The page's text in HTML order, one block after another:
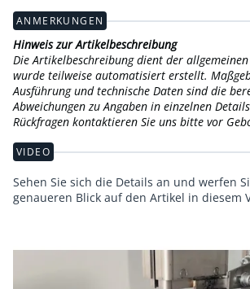
ANMERKUNGEN
Hinweis zur Artikelbeschreibung
Die Artikelbeschreibung dient der
wurde teilweise automatisiert erstellt.
Ausführung und technische Daten sind die
Abweichungen zu Angaben in einzelnen
Rückfragen kontaktieren Sie uns bitte vor
VIDEO
Sehen Sie sich die Details an und werfen
genaueren Blick auf den Artikel in diesem